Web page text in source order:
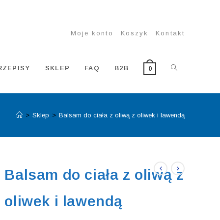
Moje konto Koszyk Kontakt
SKLEP FAQ B2B 0 TOGGLE
WEBSITE
SEARCH
> Sklep > Balsam do ciała z oliwą z oliwek i lawendą
Balsam do ciała z oliwą z
oliwek i lawendą